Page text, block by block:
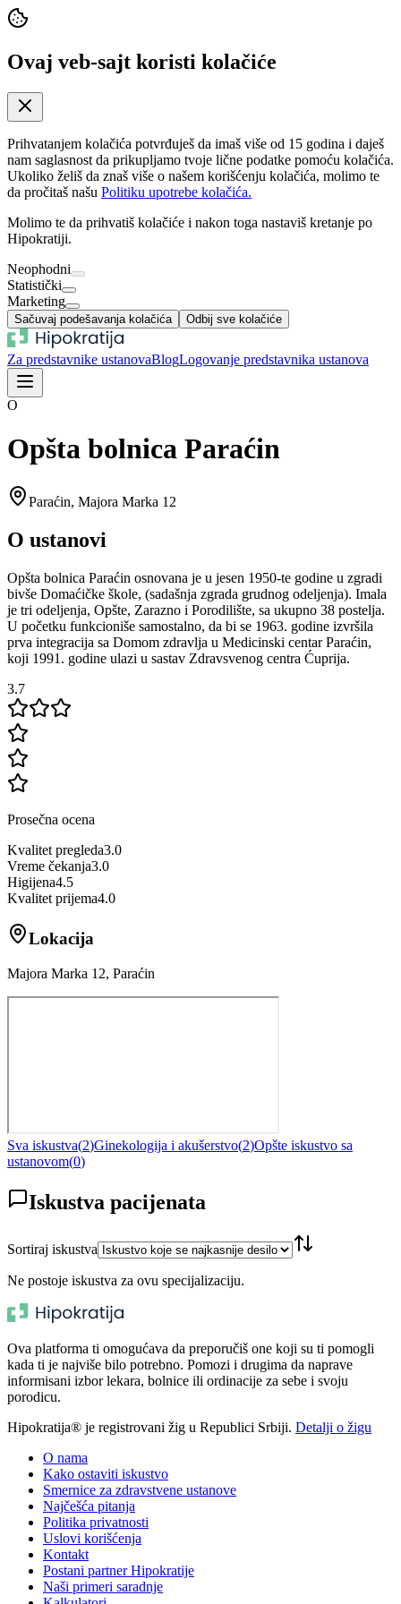
Ovaj veb-sajt koristi kolačiće
Prihvatanjem kolačića potvrđuješ da imaš više od 15 godina i daješ
nam saglasnost da prikupljamo tvoje lične podatke pomoću kolačića.
Ukoliko želiš da znaš više o našem korišćenju kolačića, molimo te
da pročitaš našu Politiku upotrebe kolačića.
Molimo te da prihvatiš kolačiće i nakon toga nastaviš kretanje po
Hipokratiji.
Neophodni
Statistički
Marketing
Sačuvaj podešavanja kolačića Odbij sve kolačiće
Za predstavnike ustanovaBlogLogovanje predstavnika ustanova
O
Opšta bolnica Paraćin
Paraćin, Majora Marka 12
O ustanovi
Opšta bolnica Paraćin osnovana je u jesen 1950-te godine u zgradi
bivše Domaćičke škole, (sadašnja zgrada grudnog odeljenja). Imala
je tri odeljenja, Opšte, Zarazno i Porodilište, sa ukupno 38 postelja.
U početku funkcioniše samostalno, da bi se 1963. godine izvršila
prva integracija sa Domom zdravlja u Medicinski centar Paraćin,
koji 1991. godine ulazi u sastav Zdravsvenog centra Ćuprija.
3.7
Prosečna ocena
Kvalitet pregleda3.0
Vreme čekanja3.0
Higijena4.5
Kvalitet prijema4.0
Lokacija
Majora Marka 12, Paraćin
Sva iskustva(2)Ginekologija i akušerstvo(2)Opšte iskustvo sa
ustanovom(0)
Iskustva pacijenata
Sortiraj iskustva
Ne postoje iskustva za ovu specijalizaciju.
Ova platforma ti omogućava da preporučiš one koji su ti pomogli
kada ti je najviše bilo potrebno. Pomozi i drugima da naprave
informisani izbor lekara, bolnice ili ordinacije za sebe i svoju
porodicu.
Hipokratija® je registrovani žig u Republici Srbiji. Detalji o žigu
O nama
Kako ostaviti iskustvo
Smernice za zdravstvene ustanove
Najčešća pitanja
Politika privatnosti
Uslovi korišćenja
Kontakt
Postani partner Hipokratije
Naši primeri saradnje